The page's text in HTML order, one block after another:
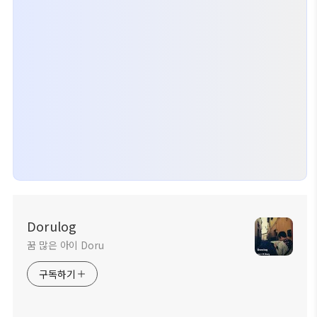
Dorulog
꿈 많은 아이 Doru
구독하기